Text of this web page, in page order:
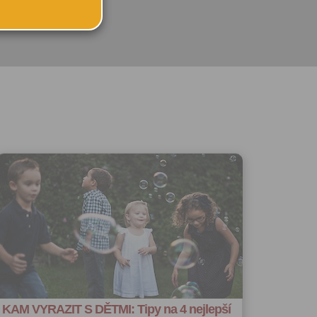
KAM VYRAZIT S DĚTMI: Tipy na 4 nejlepší
jejich
po
účtu až do